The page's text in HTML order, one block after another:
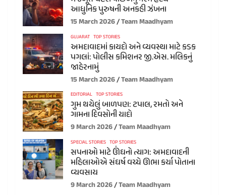
આધુનિક પુરુષની અનકહી ઝંખના
15 March 2026 Team Maadhyam
GUJARAT TOP STORIES
અમદાવાદમાં કાયદો અને વ્યવસ્થા માટે કડક
પગલાં: પોલીસ કમિશનર જી.એસ. મલિકનું
જાહેરનામું
15 March 2026 Team Maadhyam
EDITORIAL TOP STORIES
ગુમ થયેલું બાળપણ: ટપાલ, રમતો અને
ગામના દિવસોની યાદો
9 March 2026 Team Maadhyam
SPECIAL STORIES TOP STORIES
સપનાઓ માટે ઊંઘનો ત્યાગ: અમદાવાદની
મહિલાઓએ સંઘર્ષ વચ્ચે ઊભા કર્યા પોતાના
વ્યવસાય
9 March 2026 Team Maadhyam